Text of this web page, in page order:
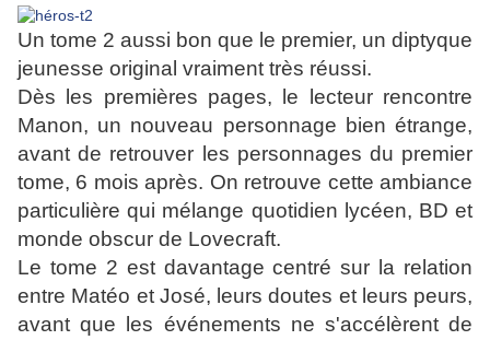
Un tome 2 aussi bon que le premier, un diptyque
jeunesse original vraiment très réussi.
Dès les premières pages, le lecteur rencontre
Manon, un nouveau personnage bien étrange,
avant de retrouver les personnages du premier
tome, 6 mois après. On retrouve cette ambiance
particulière qui mélange quotidien lycéen, BD et
monde obscur de Lovecraft.
Le tome 2 est davantage centré sur la relation
entre Matéo et José, leurs doutes et leurs peurs,
avant que les événements ne s'accélèrent de